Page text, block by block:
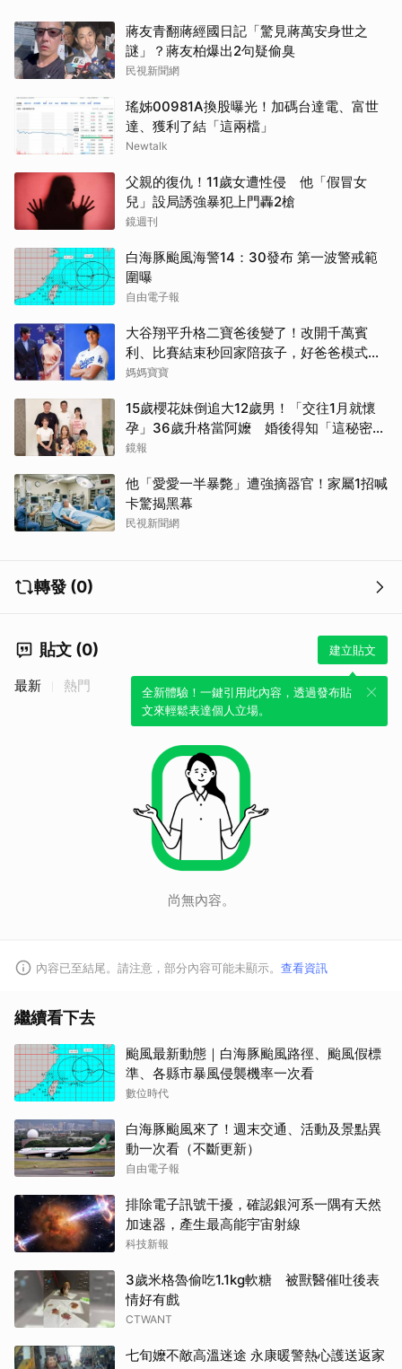
蔣友青翻蔣經國日記「驚見蔣萬安身世之
謎」？蔣友柏爆出2句疑偷臭
民視新聞網
瑤姊00981A換股曝光！加碼台達電、富世
達、獲利了結「這兩檔」
Newtalk
父親的復仇！11歲女遭性侵 他「假冒女
兒」設局誘強暴犯上門轟2槍
鏡週刊
白海豚颱風海警14：30發布 第一波警戒範
圍曝
自由電子報
大谷翔平升格二寶爸後變了！改開千萬賓
利、比賽結束秒回家陪孩子，好爸爸模式全
開
媽媽寶寶
15歲櫻花妹倒追大12歲男！「交往1月就懷
孕」36歲升格當阿嬤 婚後得知「這秘密」
傻眼了
鏡報
他「愛愛一半暴斃」遭強摘器官！家屬1招喊
卡驚揭黑幕
民視新聞網
轉發 (0)
貼文 (0) 建立貼文
全新體驗！一鍵引用此內容，透過發布貼
文來輕鬆表達個人立場。
最新 熱門
尚無內容。
內容已至結尾。請注意，部分內容可能未顯示。 查看資訊
繼續看下去
颱風最新動態｜白海豚颱風路徑、颱風假標
準、各縣市暴風侵襲機率一次看
數位時代
白海豚颱風來了！週末交通、活動及景點異
動一次看（不斷更新）
自由電子報
排除電子訊號干擾，確認銀河系一隅有天然
加速器，產生最高能宇宙射線
科技新報
3歲米格魯偷吃1.1kg軟糖 被獸醫催吐後表
情好有戲
CTWANT
七旬嬤不敵高溫迷途 永康暖警熱心護送返家